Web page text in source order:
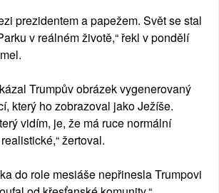
prezidentem a papežem. Svět se stal
v reálném životě,“ řekl v pondělí
Trumpův obrázek vygenerovaný
který ho zobrazoval jako Ježíše.
vidím, je, že má ruce normální
žertoval.
do role mesiáše nepřinesla Trumpovi